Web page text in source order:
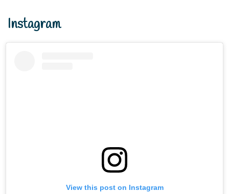
Instagram
View this post on Instagram